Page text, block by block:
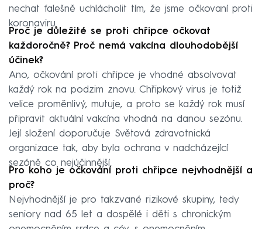
nechat falešně uchlácholit tím, že jsme očkovaní proti
koronaviru.
Proč je důležité se proti chřipce očkovat
každoročně? Proč nemá vakcína dlouhodobější
účinek?
Ano, očkování proti chřipce je vhodné absolvovat
každý rok na podzim znovu. Chřipkový virus je totiž
velice proměnlivý, mutuje, a proto se každý rok musí
připravit aktuální vakcína vhodná na danou sezónu.
Její složení doporučuje Světová zdravotnická
organizace tak, aby byla ochrana v nadcházející
sezóně co nejúčinnější.
Pro koho je očkování proti chřipce nejvhodnější a
proč?
Nejvhodnější je pro takzvané rizikové skupiny, tedy
seniory nad 65 let a dospělé i děti s chronickým